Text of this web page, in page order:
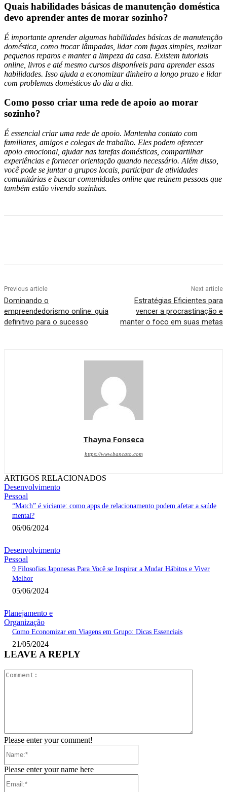
Quais habilidades básicas de manutenção doméstica
devo aprender antes de morar sozinho?
É importante aprender algumas habilidades básicas de manutenção
doméstica, como trocar lâmpadas, lidar com fugas simples, realizar
pequenos reparos e manter a limpeza da casa. Existem tutoriais
online, livros e até mesmo cursos disponíveis para aprender essas
habilidades. Isso ajuda a economizar dinheiro a longo prazo e lidar
com problemas domésticos do dia a dia.
Como posso criar uma rede de apoio ao morar
sozinho?
É essencial criar uma rede de apoio. Mantenha contato com
familiares, amigos e colegas de trabalho. Eles podem oferecer
apoio emocional, ajudar nas tarefas domésticas, compartilhar
experiências e fornecer orientação quando necessário. Além disso,
você pode se juntar a grupos locais, participar de atividades
comunitárias e buscar comunidades online que reúnem pessoas que
também estão vivendo sozinhas.
Previous article
Dominando o
empreendedorismo online: guia
definitivo para o sucesso
Next article
Estratégias Eficientes para
vencer a procrastinação e
manter o foco em suas metas
Thayna Fonseca
https://www.bancato.com
ARTIGOS RELACIONADOS
Desenvolvimento
Pessoal
“Match” é viciante: como apps de relacionamento podem afetar a saúde
mental?
06/06/2024
Desenvolvimento
Pessoal
9 Filosofias Japonesas Para Você se Inspirar a Mudar Hábitos e Viver
Melhor
05/06/2024
Planejamento e
Organização
Como Economizar em Viagens em Grupo: Dicas Essenciais
21/05/2024
LEAVE A REPLY
Please enter your comment!
Please enter your name here